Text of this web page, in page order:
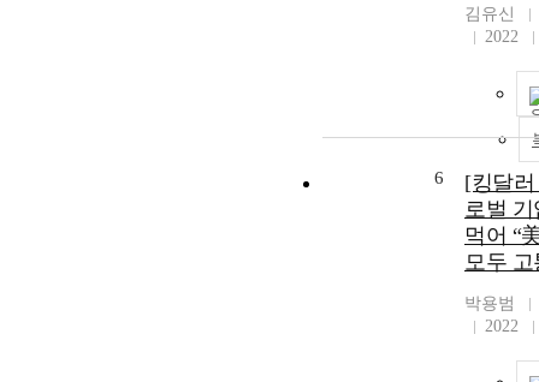
김유신
2022
6
[킹달
로벌
먹어 “
모두 고
박용범
2022